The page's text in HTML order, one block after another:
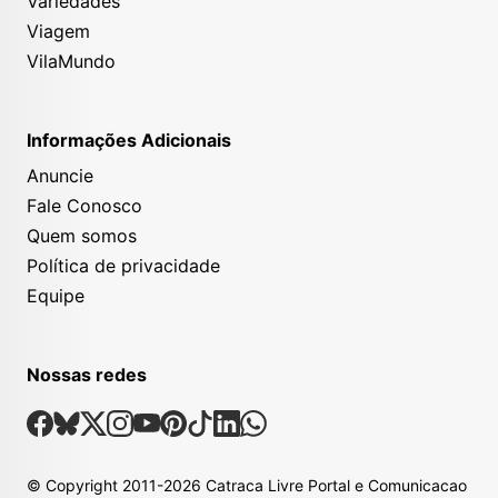
Viagem
VilaMundo
Informações Adicionais
Anuncie
Fale Conosco
Quem somos
Política de privacidade
Equipe
Nossas redes
Nossas Redes Sociais
Facebook
Bsky
X Instagram
Youtube
Pinterest
TiktokLinkedin
Whatsapp
© Copyright 2011-2026 Catraca Livre Portal e Comunicacao